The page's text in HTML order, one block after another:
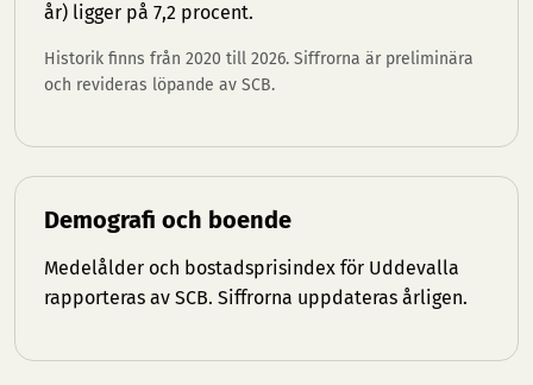
år) ligger på 7,2 procent.
Historik finns från 2020 till 2026. Siffrorna är preliminära
och revideras löpande av SCB.
Demografi och boende
Medelålder och bostadsprisindex för Uddevalla
rapporteras av SCB. Siffrorna uppdateras årligen.